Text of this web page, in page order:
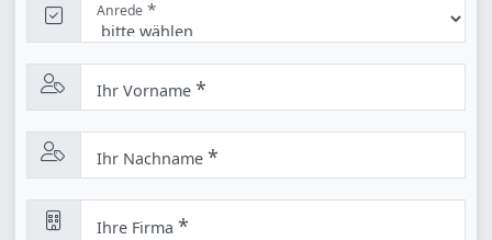
Anrede *
Ihr Vorname*
Ihr Nachname*
Ihre Firma*